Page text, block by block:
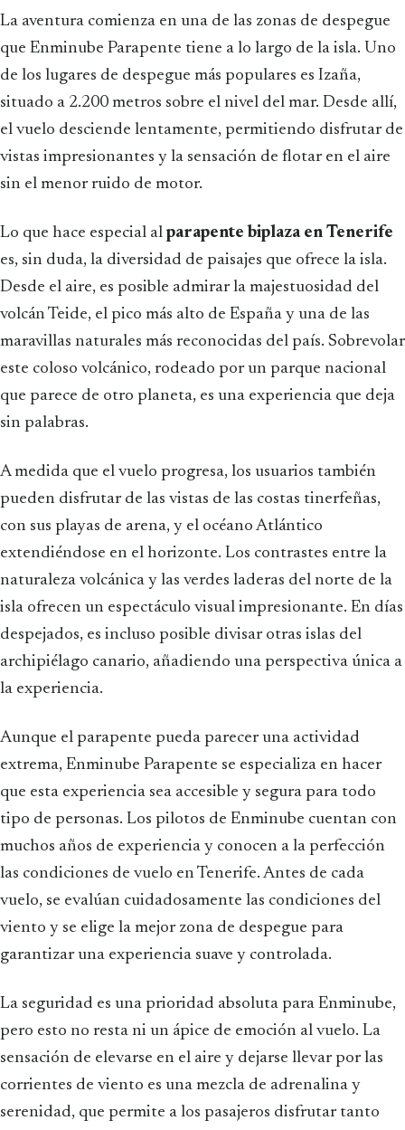
La aventura comienza en una de las zonas de despegue
que Enminube Parapente tiene a lo largo de la isla. Uno
de los lugares de despegue más populares es Izaña,
situado a 2.200 metros sobre el nivel del mar. Desde allí,
el vuelo desciende lentamente, permitiendo disfrutar de
vistas impresionantes y la sensación de flotar en el aire
sin el menor ruido de motor.
Lo que hace especial alparapente biplaza en Tenerife
es, sin duda, la diversidad de paisajes que ofrece la isla.
Desde el aire, es posible admirar la majestuosidad del
volcán Teide, el pico más alto de España y una de las
maravillas naturales más reconocidas del país. Sobrevolar
este coloso volcánico, rodeado por un parque nacional
que parece de otro planeta, es una experiencia que deja
sin palabras.
A medida que el vuelo progresa, los usuarios también
pueden disfrutar de las vistas de las costas tinerfeñas,
con sus playas de arena, y el océano Atlántico
extendiéndose en el horizonte. Los contrastes entre la
naturaleza volcánica y las verdes laderas del norte de la
isla ofrecen un espectáculo visual impresionante. En días
despejados, es incluso posible divisar otras islas del
archipiélago canario, añadiendo una perspectiva única a
la experiencia.
Aunque el parapente pueda parecer una actividad
extrema, Enminube Parapente se especializa en hacer
que esta experiencia sea accesible y segura para todo
tipo de personas. Los pilotos de Enminube cuentan con
muchos años de experiencia y conocen a la perfección
las condiciones de vuelo en Tenerife. Antes de cada
vuelo, se evalúan cuidadosamente las condiciones del
viento y se elige la mejor zona de despegue para
garantizar una experiencia suave y controlada.
La seguridad es una prioridad absoluta para Enminube,
pero esto no resta ni un ápice de emoción al vuelo. La
sensación de elevarse en el aire y dejarse llevar por las
corrientes de viento es una mezcla de adrenalina y
serenidad, que permite a los pasajeros disfrutar tanto